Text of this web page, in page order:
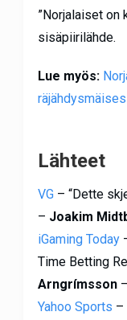
”Norjalaiset on
sisäpiirilähde.
Lue myös:
Lähteet
VG– “Dette
– Joakim
iGaming Today
Time Betting
Arngrímsson–
Yahoo Sports –